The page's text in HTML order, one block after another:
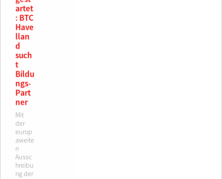
artet
: BTC
Have
llan
d
such
t
Bildu
ngs-
Part
ner
Mit
der
europ
aweite
n
Aussc
hreibu
ng der